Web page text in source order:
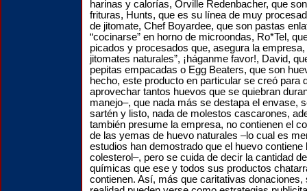
harinas y calorías, Orville Redenbacher, que
frituras, Hunts, que es su línea de muy
de jitomate, Chef Boyardee, que son pastas
“cocinarse” en horno de microondas, Ro*Tel,
picados y procesados que, asegura la
jitomates naturales”, ¡háganme favor!, David,
pepitas empacadas o Egg Beaters, que son
hecho, este producto en particular se creó para
aprovechar tantos huevos que se quiebran
manejo–, que nada más se destapa el envase,
sartén y listo, nada de molestos cascarones,
también presume la empresa, no contienen el
de las yemas de huevo naturales –lo cual es
estudios han demostrado que el huevo contiene
colesterol–, pero se cuida de decir la cantidad
químicas que ese y todos sus productos
contienen. Así, más que caritativas